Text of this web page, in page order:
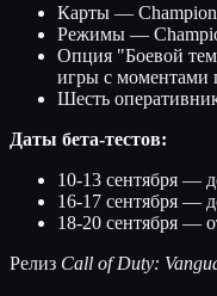
Карты — Champion
Режимы —
Опция "Боевой
игры с моментами
Шесть
Даты бета-тестов:
10-13 сентября —
16-17 сентября —
18-20 сентября —
Релиз Call of Duty: